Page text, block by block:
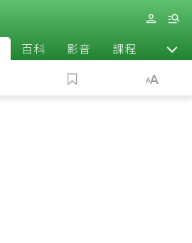
百科 影音 課程 退休